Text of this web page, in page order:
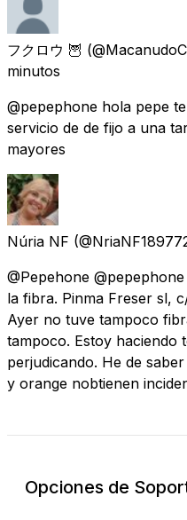
フクロウ 🦉
minutos
@pepephone hola pepe
servicio de de fijo a una
mayores
Núria NF
@Pepehone
la fibra. Pinma Freser sl,
Ayer no tuve tampoco
tampoco. Estoy haciendo
perjudicando. He de
y orange nobtienen
Opciones de